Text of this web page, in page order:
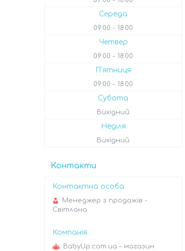
Середа
09:00 18:00
Четвер
09:00 18:00
Пʼятниця
09:00 18:00
Субота
Вихідний
Неділя
Вихідний
Контакти
Менеджер з продажів -
Світлана
BabyUp.com.ua – магазин